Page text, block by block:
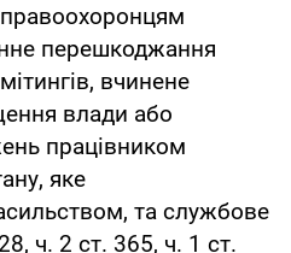
перешкоджання
вчинене
влади або
працівником
яке
та службове
ч. 2 ст. 365, ч. 1 ст.